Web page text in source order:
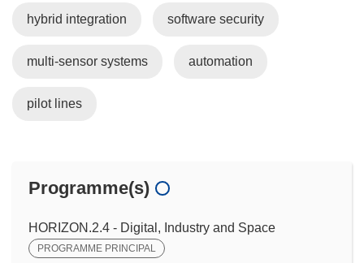
hybrid integration software security
multi-sensor systems automation
pilot lines
Programme(s)
HORIZON.2.4 - Digital, Industry and Space
PROGRAMME PRINCIPAL